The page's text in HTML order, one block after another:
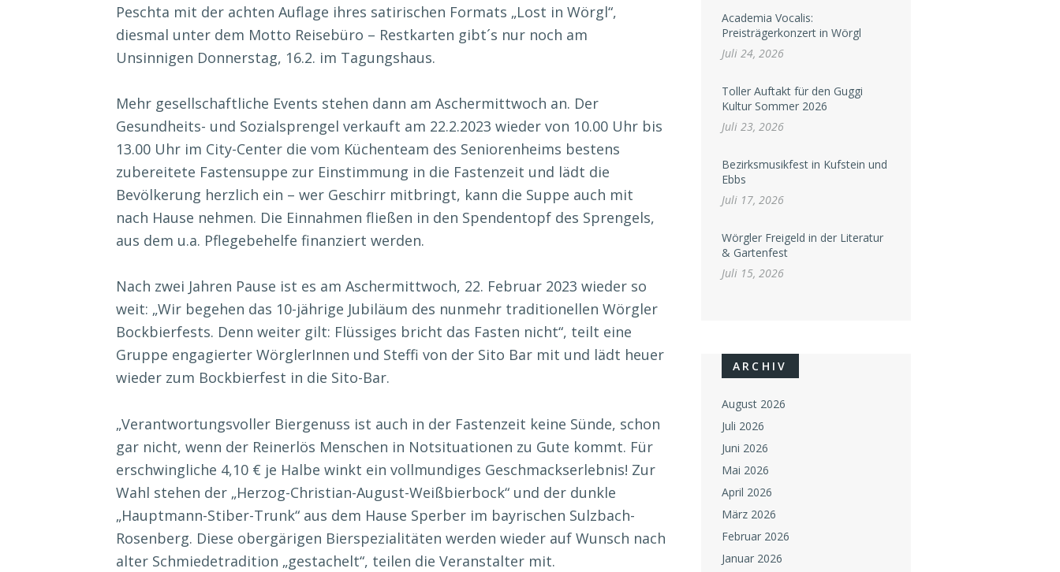
Peschta mit der achten Auflage ihres satirischen Formats „Lost in Wörgl“,
diesmal unter dem Motto Reisebüro – Restkarten gibt´s nur noch am
Unsinnigen Donnerstag, 16.2. im Tagungshaus.
Mehr gesellschaftliche Events stehen dann am Aschermittwoch an. Der
Gesundheits- und Sozialsprengel verkauft am 22.2.2023 wieder von 10.00 Uhr bis
13.00 Uhr im City-Center die vom Küchenteam des Seniorenheims bestens
zubereitete Fastensuppe zur Einstimmung in die Fastenzeit und lädt die
Bevölkerung herzlich ein – wer Geschirr mitbringt, kann die Suppe auch mit
nach Hause nehmen. Die Einnahmen fließen in den Spendentopf des Sprengels,
aus dem u.a. Pflegebehelfe finanziert werden.
Nach zwei Jahren Pause ist es am Aschermittwoch, 22. Februar 2023 wieder so
weit: „Wir begehen das 10-jährige Jubiläum des nunmehr traditionellen Wörgler
Bockbierfests. Denn weiter gilt: Flüssiges bricht das Fasten nicht“, teilt eine
Gruppe engagierter WörglerInnen und Steffi von der Sito Bar mit und lädt heuer
wieder zum Bockbierfest in die Sito-Bar.
„Verantwortungsvoller Biergenuss ist auch in der Fastenzeit keine Sünde, schon
gar nicht, wenn der Reinerlös Menschen in Notsituationen zu Gute kommt. Für
erschwingliche 4,10 € je Halbe winkt ein vollmundiges Geschmackserlebnis! Zur
Wahl stehen der „Herzog-Christian-August-Weißbierbock“ und der dunkle
„Hauptmann-Stiber-Trunk“ aus dem Hause Sperber im bayrischen Sulzbach-
Rosenberg. Diese obergärigen Bierspezialitäten werden wieder auf Wunsch nach
alter Schmiedetradition „gestachelt“, teilen die Veranstalter mit.
Academia Vocalis:
Preisträgerkonzert in Wörgl
Juli 24, 2026
Toller Auftakt für den Guggi
Kultur Sommer 2026
Juli 23, 2026
Bezirksmusikfest in Kufstein und
Ebbs
Juli 17, 2026
Wörgler Freigeld in der Literatur
& Gartenfest
Juli 15, 2026
ARCHIV
August 2026
Juli 2026
Juni 2026
Mai 2026
April 2026
März 2026
Februar 2026
Januar 2026